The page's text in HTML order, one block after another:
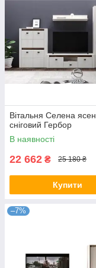
Вітальня Селена ясен
сніговий Гербор
В наявності
22 662 ₴ 25 180 ₴
Купити
–7%